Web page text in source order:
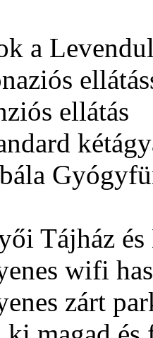
a
ellátás
Tájház és
wifi
zárt